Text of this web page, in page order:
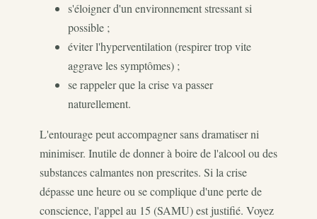
s'éloigner d'un environnement stressant si
possible ;
éviter l'hyperventilation (respirer trop vite
aggrave les symptômes) ;
se rappeler que la crise va passer
naturellement.
L'entourage peut accompagner sans dramatiser ni
minimiser. Inutile de donner à boire de l'alcool ou des
substances calmantes non prescrites. Si la crise
dépasse une heure ou se complique d'une perte de
conscience, l'appel au 15 (SAMU) est justifié. Voyez